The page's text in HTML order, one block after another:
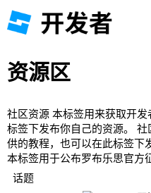
资源区
社区资源 本标签用来获取开
标签下发布你自己的资源。
社
供的教程，也可以在此标签下
本标签用于公布罗布乐思官方
话题